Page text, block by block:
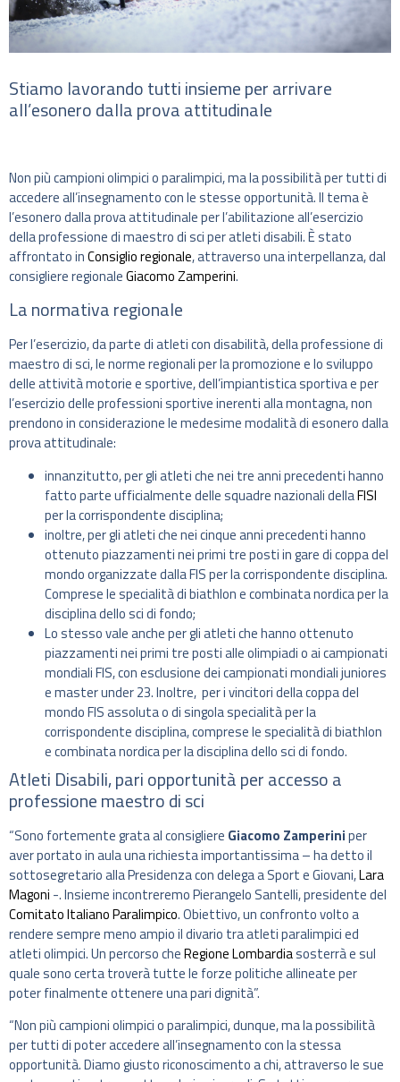
Stiamo lavorando tutti insieme per arrivare
all’esonero dalla prova attitudinale
Non più campioni olimpici o paralimpici, ma la possibilità per tutti di
accedere all’insegnamento con le stesse opportunità. Il tema è
l’esonero dalla prova attitudinale per l’abilitazione all’esercizio
della professione di maestro di sci per atleti disabili. È stato
affrontato inConsiglio regionale, attraverso una interpellanza, dal
consigliere regionaleGiacomo Zamperini.
La normativa regionale
Per l’esercizio, da parte di atleti con disabilità, della professione di
maestro di sci, le norme regionali per la promozione e lo sviluppo
delle attività motorie e sportive, dell’impiantistica sportiva e per
l’esercizio delle professioni sportive inerenti alla montagna, non
prendono in considerazione le medesime modalità di esonero dalla
prova attitudinale:
innanzitutto, per gli atleti che nei tre anni precedenti hanno
fatto parte ufficialmente delle squadre nazionali dellaFISI
per la corrispondente disciplina;
inoltre, per gli atleti che nei cinque anni precedenti hanno
ottenuto piazzamenti nei primi tre posti in gare di coppa del
mondo organizzate dalla FIS per la corrispondente disciplina.
Comprese le specialità di biathlon e combinata nordica per la
disciplina dello sci di fondo;
Lo stesso vale anche per gli atleti che hanno ottenuto
piazzamenti nei primi tre posti alle olimpiadi o ai campionati
mondiali FIS, con esclusione dei campionati mondiali juniores
e master under 23. Inoltre, per i vincitori della coppa del
mondo FIS assoluta o di singola specialità per la
corrispondente disciplina, comprese le specialità di biathlon
e combinata nordica per la disciplina dello sci di fondo.
Atleti Disabili, pari opportunità per accesso a
professione maestro di sci
“Sono fortemente grata al consigliere Giacomo Zamperiniper
aver portato in aula una richiesta importantissima – ha detto il
sottosegretario alla Presidenza con delega a Sport e Giovani,Lara
Magoni -. Insieme incontreremo Pierangelo Santelli, presidente del
Comitato Italiano Paralimpico. Obiettivo, un confronto volto a
rendere sempre meno ampio il divario tra atleti paralimpici ed
atleti olimpici. Un percorso cheRegione Lombardiasosterrà e sul
quale sono certa troverà tutte le forze politiche allineate per
poter finalmente ottenere una pari dignità”.
“Non più campioni olimpici o paralimpici, dunque, ma la possibilità
per tutti di poter accedere all’insegnamento con la stessa
opportunità. Diamo giusto riconoscimento a chi, attraverso le sue